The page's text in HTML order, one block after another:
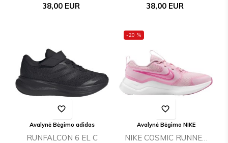
Kaina
38,00 EUR Kaina
38,00 EUR
favorite_border
Avalynė Bėgimo adidas
RUNFALCON 6 EL C
-20 %
favorite_border
Avalynė Bėgimo NIKE
NIKE COSMIC RUNNER